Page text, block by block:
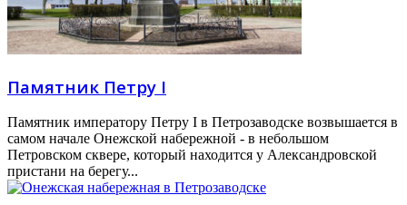
Памятник Петру I
Памятник императору Петру I в Петрозаводске возвышается в
самом начале Онежской набережной - в небольшом
Петровском сквере, который находится у Александровской
пристани на берегу...